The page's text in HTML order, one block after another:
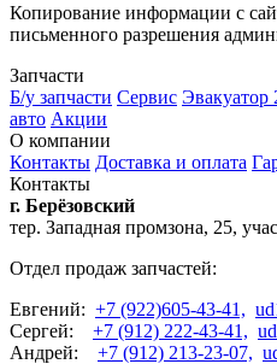
Копирование информации с
письменного разрешения
Запчасти
Б/у запчасти Сервис Эвакуатор
авто Акции
О компании
Контакты Доставка и оплата
Контакты
г. Берёзовский
тер. Западная промзона, 25,
Отдел продаж запчастей:
Евгений: +7 (922)605-43-41,
Сергей: +7 (912) 222-43-41,
Андрей: +7 (912) 213-23-07,